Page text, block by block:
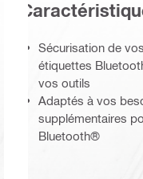
Sécurisation de
étiquettes
vos outils
Adaptés à vos
supplémentaires
Bluetooth®